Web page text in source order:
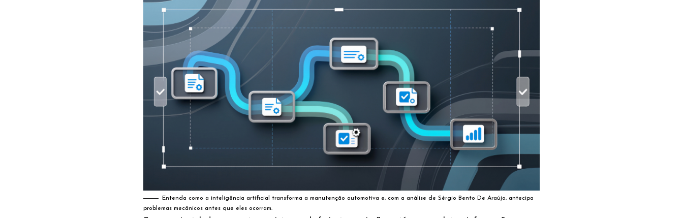
Entenda como a inteligência artificial transforma a manutenção automotiva e, com a análise de Sérgio Bento De Araújo, antecipa
problemas mecânicos antes que eles ocorram.